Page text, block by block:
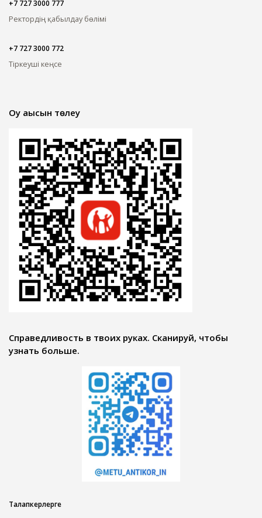
+7 727 3000 777
Ректордің қабылдау бөлімі
+7 727 3000 772
Тіркеуші кеңсе
Оқу ақысын төлеу
Справедливость в твоих руках. Сканируй, чтобы
узнать больше.
Талапкерлерге